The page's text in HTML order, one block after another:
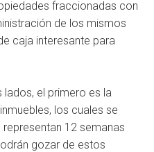
fraccionadas con
de los mismos
caja interesante para
el primero es la
los cuales se
12 semanas
gozar de estos